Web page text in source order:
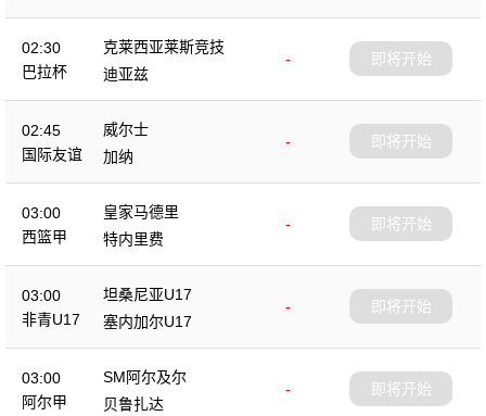
02:30
巴拉杯
克莱西亚莱斯竞技
-
迪亚兹
即将开始
02:45
国际友谊
威尔士
-
加纳
即将开始
03:00
西篮甲
皇家马德里
-
特内里费
即将开始
03:00
非青U17
坦桑尼亚U17
-
塞内加尔U17
即将开始
03:00
阿尔甲
SM阿尔及尔
-
贝鲁扎达
即将开始